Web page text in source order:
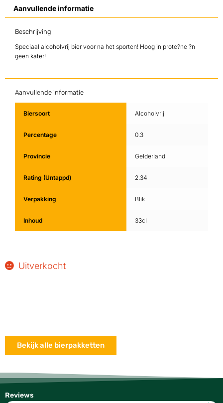
Aanvullende informatie
Beschrijving
Speciaal alcoholvrij bier voor na het sporten! Hoog in prote?ne ?n
geen kater!
Aanvullende informatie
Biersoort Alcoholvrij
Percentage 0.3
Provincie Gelderland
Rating (Untappd) 2.34
Verpakking Blik
Inhoud 33cl
Uitverkocht
Bekijk alle bierpakketten
Reviews